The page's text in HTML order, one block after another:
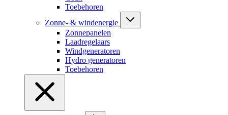
Toebehoren
Zonne- & windenergie
Zonnepanelen
Laadregelaars
Windgeneratoren
Hydro generatoren
Toebehoren